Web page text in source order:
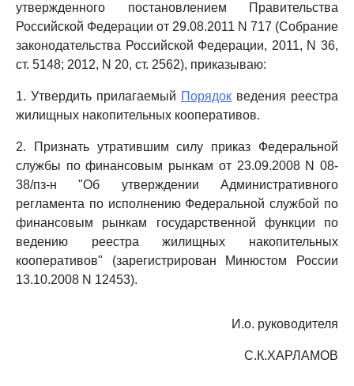
утвержденного постановлением Правительства
Российской Федерации от 29.08.2011 N 717 (Собрание
законодательства Российской Федерации, 2011, N 36,
ст. 5148; 2012, N 20, ст. 2562), приказываю:
1. Утвердить прилагаемый Порядок ведения реестра
жилищных накопительных кооперативов.
2. Признать утратившим силу приказ Федеральной
службы по финансовым рынкам от 23.09.2008 N 08-
38/пз-н "Об утверждении Административного
регламента по исполнению Федеральной службой по
финансовым рынкам государственной функции по
ведению реестра жилищных накопительных
кооперативов" (зарегистрирован Минюстом России
13.10.2008 N 12453).
И.о. руководителя
С.К.ХАРЛАМОВ